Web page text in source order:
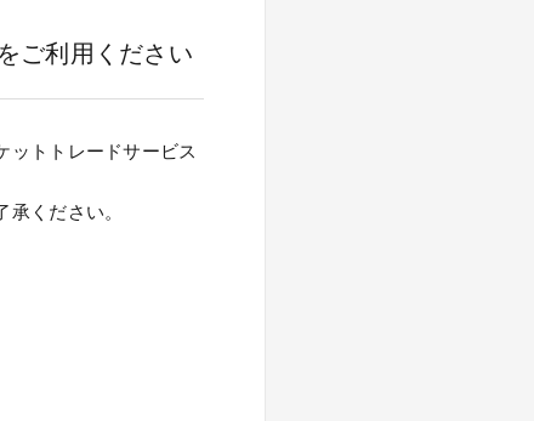
ご利用ください
ットトレードサービス
ください。